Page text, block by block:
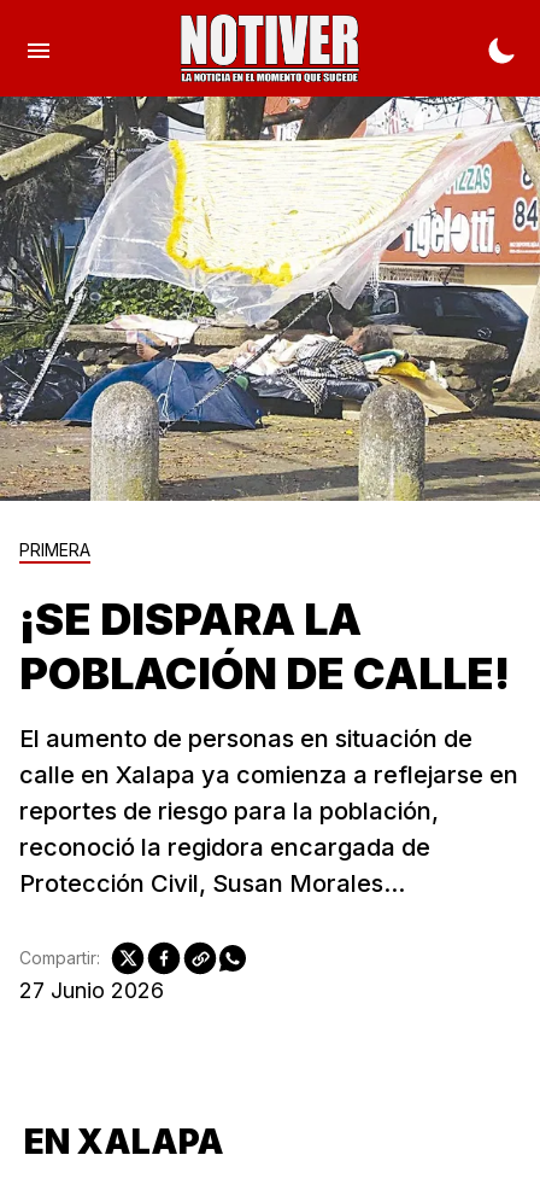
PRIMERA
¡SE DISPARA LA
POBLACIÓN DE CALLE!
El aumento de personas en situación de
calle en Xalapa ya comienza a reflejarse en
reportes de riesgo para la población,
reconoció la regidora encargada de
Protección Civil, Susan Morales...
27 Junio 2026
Compartir:
EN XALAPA